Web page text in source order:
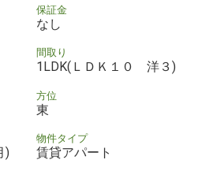
保証金
なし
間取り
1LDK(ＬＤＫ１０ 洋３)
方位
東
)
物件タイプ
賃貸アパート